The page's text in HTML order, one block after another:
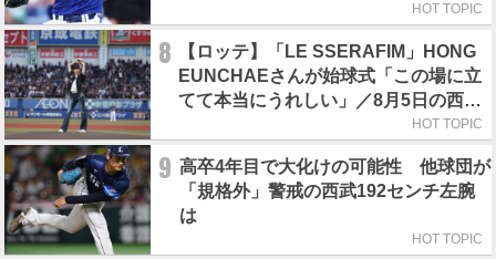
HOT TOPIC
8
【ロッテ】「LE SSERAFIM」HONG
EUNCHAEさんが始球式「この場に立
てて本当にうれしい」／8月5日の西武
HOT TOPIC
9 高卒4年目で大化けの可能性 他球団が
「規格外」警戒の西武192センチ左腕
は
HOT TOPIC